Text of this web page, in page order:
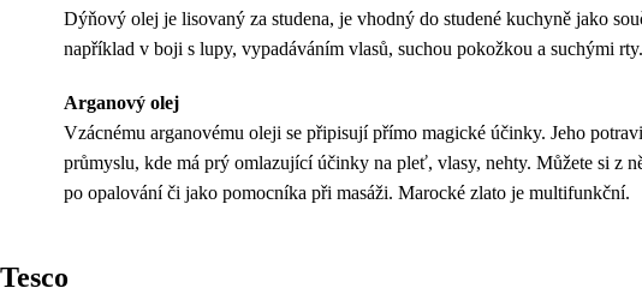
Dýňový olej je lisovaný za studena, je vhodný do studené kuchyně jako
například v boji s lupy, vypadáváním vlasů, suchou pokožkou a suchými rty.
Arganový olej
Vzácnému arganovému oleji se připisují přímo magické účinky. Jeho
průmyslu, kde má prý omlazující účinky na pleť, vlasy, nehty. Můžete si z
po opalování či jako pomocníka při masáži. Marocké zlato je multifunkční.
Tesco